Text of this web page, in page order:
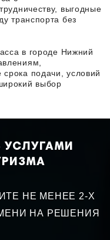
выгодные
транспорта без
в городе Нижний
подачи, условий
выбор
УСЛУГАМИ
НЕ МЕНЕЕ 2-Х
НА РЕШЕНИЯ